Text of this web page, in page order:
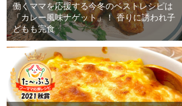
働くママを応援する今冬のベストレシピは
「カレー風味ナゲット」！ 香りに誘われ子
どもも完食